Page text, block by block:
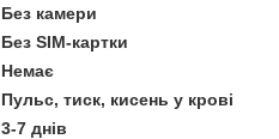
Без камери
Без SIM-картки
Немає
Пульс, тиск, кисень у крові
3-7 днів